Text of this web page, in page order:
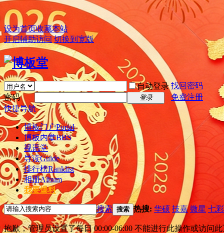
设为首页收藏本站
开启辅助访问 切换到宽版
自动登录 找回密码
密码
登录
免费注册
快捷导航
博板门户Portal
博板内堂BBS
视讯堂
导读Guide
排行榜Ranklist
相册Album
我要爆料
搜索 搜索 热搜: 华硕 技嘉 微星 七
抱歉，管理员设置了每日 00:00-06:00 不能进行此操作或访问